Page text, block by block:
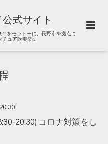
公式サイト
”をモットーに、長野市を拠点に
チュア吹奏楽団
20:30) コロナ対策をし